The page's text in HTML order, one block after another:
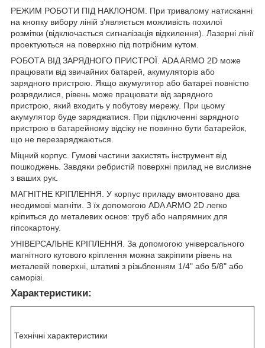
РЕЖИМ РОБОТИ ПІД НАКЛОНОМ. При тривалому натисканні
на кнопку вибору ліній з'являється можливість похилої
розмітки (відключається сигналізація відхилення). Лазерні лінії
проектуються на поверхню під потрібним кутом.
РОБОТА ВІД ЗАРЯДНОГО ПРИСТРОЇ. ADA ARMO 2D може
працювати від звичайних батарей, акумуляторів або
зарядного пристрою. Якщо акумулятор або батареї повністю
розрядилися, рівень може працювати від зарядного
пристрою, який входить у побутову мережу. При цьому
акумулятор буде заряджатися. При підключенні зарядного
пристрою в батарейному відсіку не повинно бути батарейок,
що не перезаряджаються.
Міцний корпус. Гумові частини захистять інструмент від
пошкоджень. Завдяки ребристій поверхні прилад не вислизне
з ваших рук.
МАГНІТНЕ КРІПЛЕННЯ. У корпус приладу вмонтовано два
неодимові магніти. З їх допомогою ADA ARMO 2D легко
кріпиться до металевих основ: труб або напрямних для
гіпсокартону.
УНІВЕРСАЛЬНЕ КРІПЛЕННЯ. За допомогою універсального
магнітного кутового кріплення можна закріпити рівень на
металевій поверхні, штативі з різьбленням 1/4" або 5/8" або
саморізі.
Характеристики:
Технічні характеристики